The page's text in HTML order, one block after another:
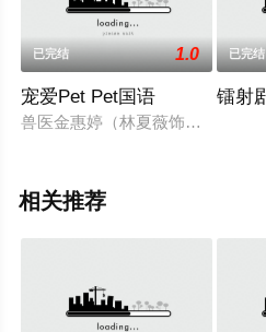
已完结 1.0
宠爱Pet Pet国语
兽医金惠婷（林夏薇饰）信科学
已完结
镭射
相关推荐